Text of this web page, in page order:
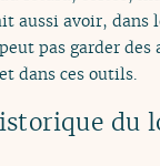
aussi avoir, dans
pas garder
dans ces outils.